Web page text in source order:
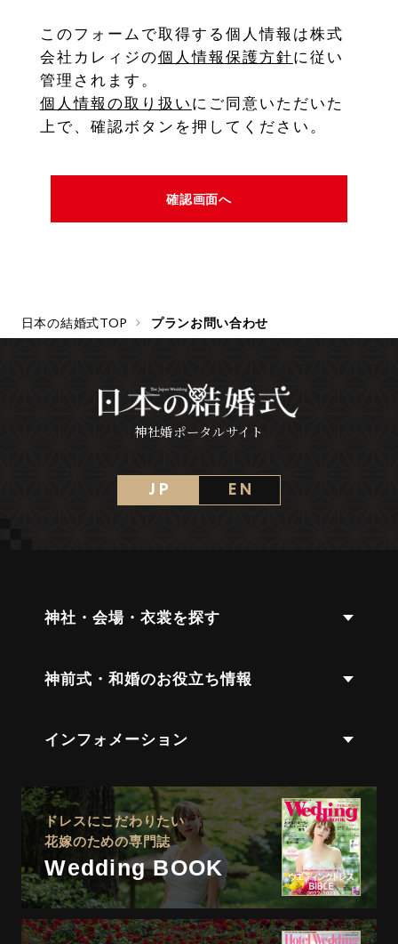
日本の結婚式TOP プランお問い合わせ
このフォームで取得する個人情報は株式
会社カレィジの個人情報保護方針に従い
管理されます。
個人情報の取り扱いにご同意いただいた
上で、確認ボタンを押してください。
神社婚ポータルサイト
J P E N
神社・会場・衣裳を探す
神前式・和婚のお役立ち情報
インフォメーション
ドレスにこだわりたい
花嫁のための専門誌
Wedding BOOK